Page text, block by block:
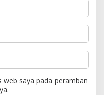
saya pada peramban